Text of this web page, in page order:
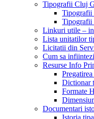
Tipografii Cluj
Tipografii
Tipografii
Linkuri utile –
Lista unitatilor
Licitatii din
Cum sa
Resurse Info
Dictionar
Formate
Documentari
Istoria